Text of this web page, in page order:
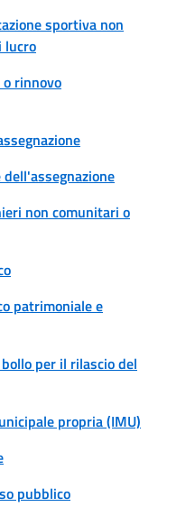
sportiva non
lucro
rinnovo
non comunitari o
patrimoniale e
per il rilascio del
propria (IMU)
pubblico